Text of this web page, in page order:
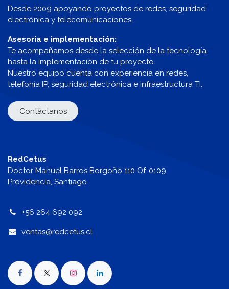
Desde 2009 apoyando proyectos de redes, seguridad
electrónica y telecomunicaciones.
Asesoría e implementación:
Te acompañamos desde la selección de la tecnología
hasta la implementación de tu proyecto.
Nuestro equipo cuenta con experiencia en redes,
telefonía IP, seguridad electrónica e infraestructura TI.
Contáctanos
RedCetus
Doctor Manuel Barros Borgoño 110 Of. 0109
Providencia, Santiago
+56 264 692 092
ventas@redcetus.cl